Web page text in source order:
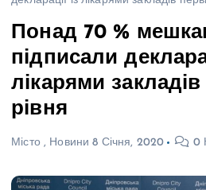
Понад 70 %
підписали
лікарями
рівня
Місто, Новини 8 Січня, 2020 0